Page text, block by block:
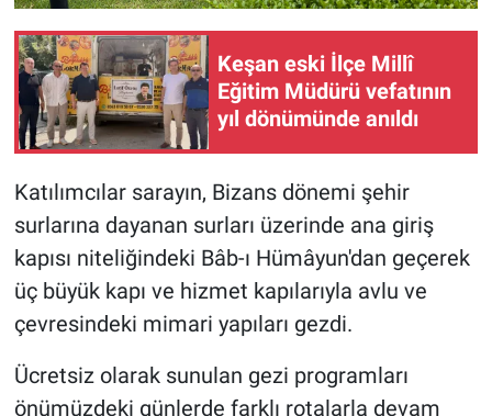
Keşan eski İlçe Millî
Eğitim Müdürü vefatının
yıl dönümünde anıldı
Katılımcılar sarayın, Bizans dönemi şehir
surlarına dayanan surları üzerinde ana giriş
kapısı niteliğindeki Bâb-ı Hümâyun'dan geçerek
üç büyük kapı ve hizmet kapılarıyla avlu ve
çevresindeki mimari yapıları gezdi.
Ücretsiz olarak sunulan gezi programları
önümüzdeki günlerde farklı rotalarla devam